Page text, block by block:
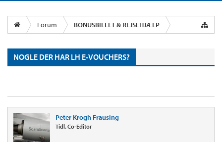
Forum BONUSBILLET & REJSEHJÆLP
NOGLE DER HAR LH E-VOUCHERS?
Peter Krogh Frausing
Tidl. Co-Editor